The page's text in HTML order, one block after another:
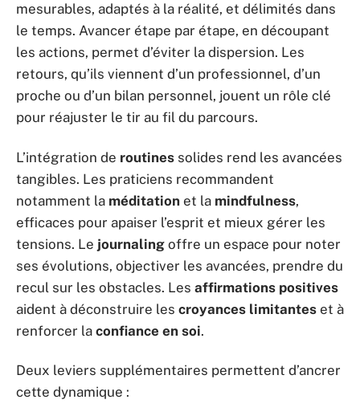
mesurables, adaptés à la réalité, et délimités dans
le temps. Avancer étape par étape, en découpant
les actions, permet d’éviter la dispersion. Les
retours, qu’ils viennent d’un professionnel, d’un
proche ou d’un bilan personnel, jouent un rôle clé
pour réajuster le tir au fil du parcours.
L’intégration de routines solides rend les avancées
tangibles. Les praticiens recommandent
notamment la méditation et la mindfulness,
efficaces pour apaiser l’esprit et mieux gérer les
tensions. Le journaling offre un espace pour noter
ses évolutions, objectiver les avancées, prendre du
recul sur les obstacles. Les affirmations positives
aident à déconstruire les croyances limitantes et à
renforcer la confiance en soi.
Deux leviers supplémentaires permettent d’ancrer
cette dynamique :